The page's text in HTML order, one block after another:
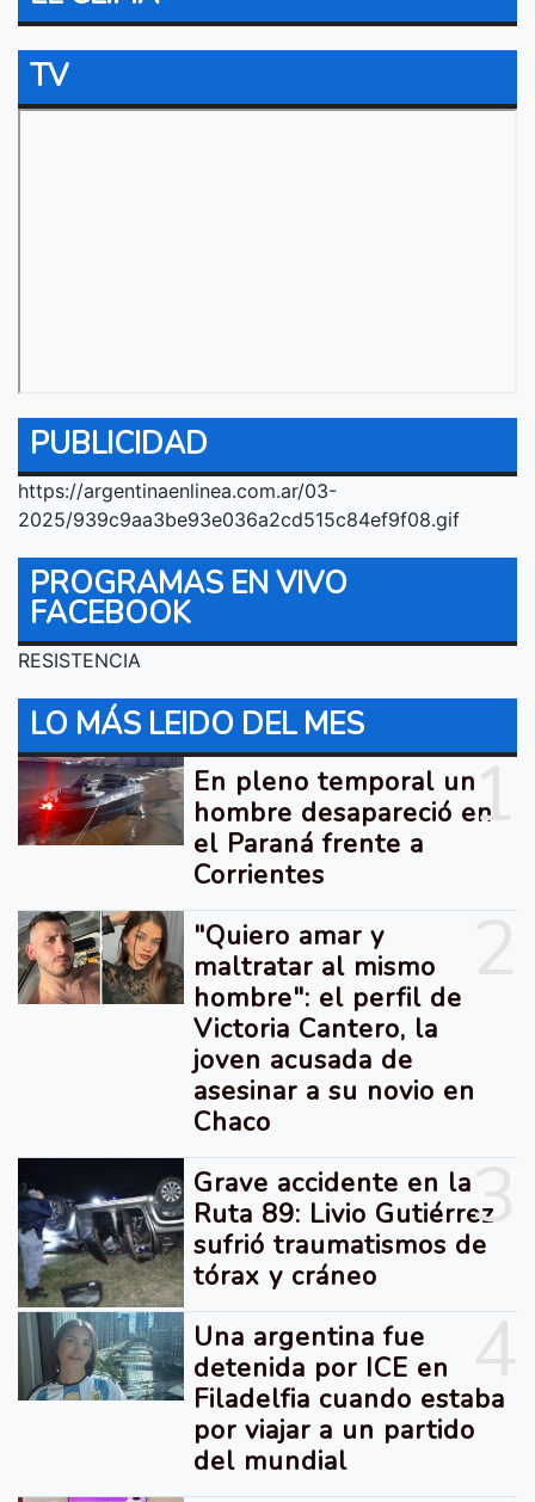
TV
PUBLICIDAD
https://argentinaenlinea.com.ar/03-
2025/939c9aa3be93e036a2cd515c84ef9f08.gif
PROGRAMAS EN VIVO
FACEBOOK
RESISTENCIA
LO MÁS LEIDO DEL MES
1
En pleno temporal un
hombre desapareció en
el Paraná frente a
Corrientes
"Quiero amar y
maltratar al mismo
hombre": el perfil de
Victoria Cantero, la
joven acusada de
asesinar a su novio en
Chaco
3
Grave accidente en la
Ruta 89: Livio Gutiérrez
sufrió traumatismos de
tórax y cráneo
Una argentina fue
detenida por ICE en
Filadelfia cuando estaba
por viajar a un partido
del mundial